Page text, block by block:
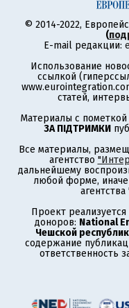
© 2014-2022,
(
E-mail редакции:
Использование
ссылкой
статей,
Материалы с пометкой
ЗА ПІДТРИМКИ
Все материалы,
агентство
дальнейшему
любой форме,
Проект
доноров: National
Чешской
содержание
ответственность